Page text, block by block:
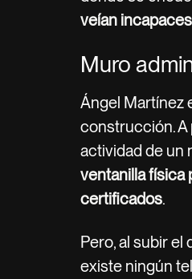
veían
Muro
Ángel Martínez
construcción. A
actividad de un
ventanilla física
certificados.
Pero, al subir el
existe ningún